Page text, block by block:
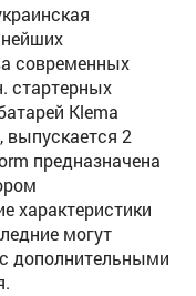
современных
стартерных
Klema
выпускается 2
предназначена
характеристики
могут
дополнительными